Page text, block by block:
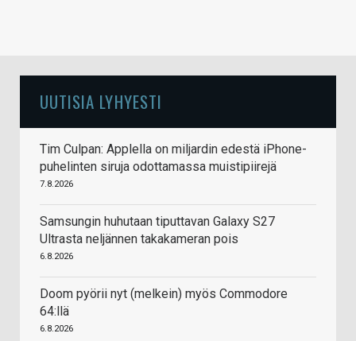
UUTISIA LYHYESTI
Tim Culpan: Applella on miljardin edestä iPhone-
puhelinten siruja odottamassa muistipiirejä
7.8.2026
Samsungin huhutaan tiputtavan Galaxy S27
Ultrasta neljännen takakameran pois
6.8.2026
Doom pyörii nyt (melkein) myös Commodore
64:llä
6.8.2026